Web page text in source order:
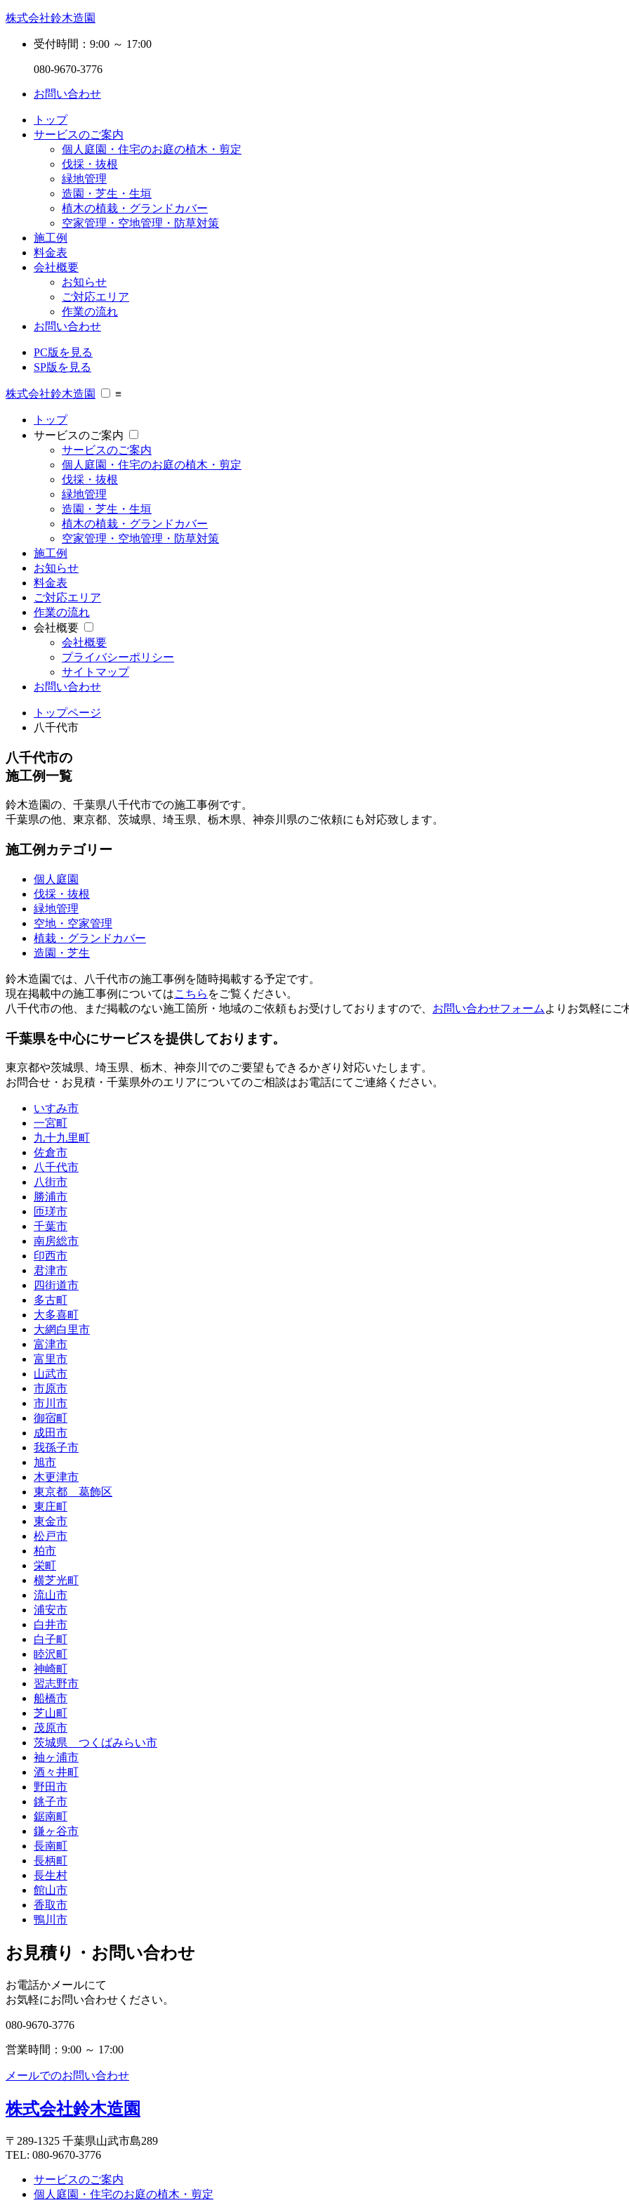
株式会社鈴木造園
受付時間：9:00 ～ 17:00
080-9670-3776
お問い合わせ
トップ
サービスのご案内
個人庭園・住宅のお庭の植木・剪定
伐採・抜根
緑地管理
造園・芝生・生垣
植木の植栽・グランドカバー
空家管理・空地管理・防草対策
施工例
料金表
会社概要
お知らせ
ご対応エリア
作業の流れ
お問い合わせ
PC版を見る
SP版を見る
株式会社鈴木造園 ≡
トップ
サービスのご案内
サービスのご案内
個人庭園・住宅のお庭の植木・剪定
伐採・抜根
緑地管理
造園・芝生・生垣
植木の植栽・グランドカバー
空家管理・空地管理・防草対策
施工例
お知らせ
料金表
ご対応エリア
作業の流れ
会社概要
会社概要
プライバシーポリシー
サイトマップ
お問い合わせ
トップページ
八千代市
八千代市の
施工例一覧
鈴木造園の、千葉県八千代市での施工事例です。
千葉県の他、東京都、茨城県、埼玉県、栃木県、神奈川県のご依頼にも対応致します。
施工例カテゴリー
個人庭園
伐採・抜根
緑地管理
空地・空家管理
植栽・グランドカバー
造園・芝生
鈴木造園では、八千代市の施工事例を随時掲載する予定です。
現在掲載中の施工事例についてはこちら をご覧ください。
八千代市の他、まだ掲載のない施工箇所・地域のご依頼もお受けしておりますので、 お問い合わせフォーム よりお気軽にご
千葉県を中心にサービスを提供しております。
東京都や茨城県 埼玉県 栃木 神奈川 でのご要望もできるかぎり対応いたします。
お問合せ・お見積・千葉県外のエリアについてのご相談はお電話にてご連絡ください。
いすみ市
一宮町
九十九里町
佐倉市
八千代市
八街市
勝浦市
匝瑳市
千葉市
南房総市
印西市
君津市
四街道市
多古町
大多喜町
大網白里市
富津市
富里市
山武市
市原市
市川市
御宿町
成田市
我孫子市
旭市
木更津市
東京都 葛飾区
東庄町
東金市
松戸市
柏市
栄町
横芝光町
流山市
浦安市
白井市
白子町
睦沢町
神崎町
習志野市
船橋市
芝山町
茂原市
茨城県 つくばみらい市
袖ヶ浦市
酒々井町
野田市
銚子市
鋸南町
鎌ヶ谷市
長南町
長柄町
長生村
館山市
香取市
鴨川市
お見積り・お問い合わせ
お電話かメールにて
お気軽にお問い合わせください。
080-9670-3776
営業時間：9:00 ～ 17:00
メールでのお問い合わせ
株式会社鈴木造園
〒289-1325 千葉県山武市島289
TEL: 080-9670-3776
サービスのご案内
個人庭園・住宅のお庭の植木・剪定